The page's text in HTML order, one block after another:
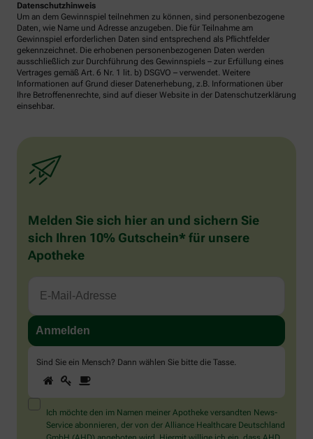
Datenschutzhinweis
Um an dem Gewinnspiel teilnehmen zu können, sind personenbezogene
Daten, wie Name und Adresse anzugeben. Die für Teilnahme am
Gewinnspiel erforderlichen Daten sind entsprechend als Pflichtfelder
gekennzeichnet. Die erhobenen personenbezogenen Daten werden
ausschließlich zur Durchführung des Gewinnspiels – zur Erfüllung eines
Vertrages gemäß Art. 6 Nr. 1 lit. b) DSGVO – verwendet. Weitere
Informationen auf Grund dieser Datenerhebung, z.B. Informationen über
Ihre Betroffenenrechte, sind auf dieser Website in der Datenschutzerklärung
einsehbar.
Melden Sie sich hier an und sichern Sie
sich Ihren 10% Gutschein* für unsere
Apotheke
Sind Sie ein Mensch? Dann wählen Sie bitte die Tasse.
Sind
Sie
ein
Mensch?
Dann
1 2
Ich möchte den im Namen meiner Apotheke versandten News-
Service abonnieren, der von der Alliance Healthcare Deutschland